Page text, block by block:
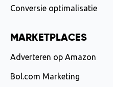
Conversie optimalisatie
MARKETPLACES
Adverteren op Amazon
Bol.com Marketing